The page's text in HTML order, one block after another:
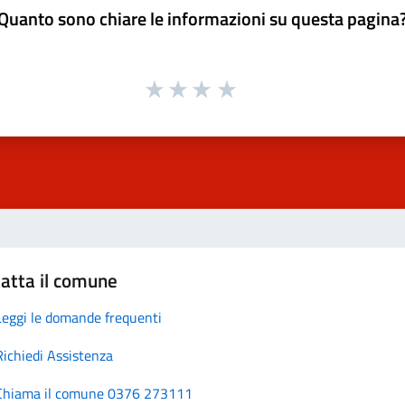
sono chiare le informazioni su questa
il comune
le domande frequenti
Assistenza
il comune 0376 273111